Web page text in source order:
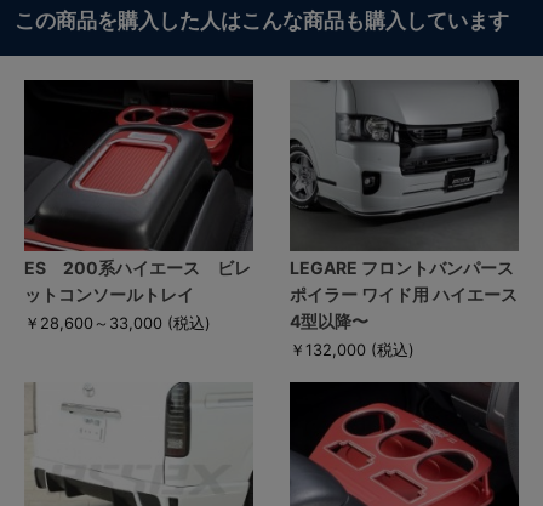
この商品を購入した人はこんな商品も購入しています
ES 200系ハイエース ビレ
ットコンソールトレイ
￥28,600～33,000 (税込)
LEGARE フロントバンパース
ポイラー ワイド用 ハイエース
4型以降〜
￥132,000 (税込)